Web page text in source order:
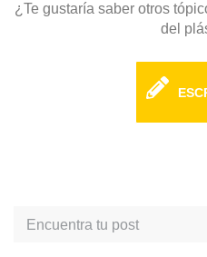
¿Te gustaría saber otros
del
Search